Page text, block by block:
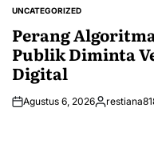
POSTED
UNCATEGORIZED
Perang
Publik Diminta
Digital
Agustus 6, 2026Posted